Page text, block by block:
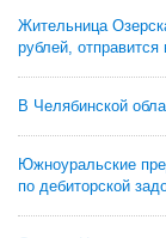
Жительница
рублей,
В Челябинской
Южноуральские
по дебиторской